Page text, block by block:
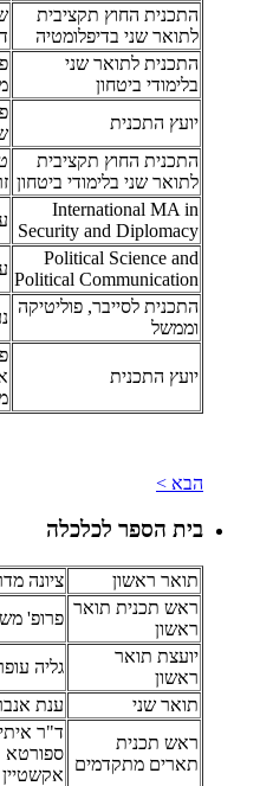
התכנית החוץ תקציבית
לתואר שני בדיפלומטיה
התכנית לתואר שני
בלימודי ביטחון
יועץ התכנית
התכנית החוץ תקציבית
לתואר שני בלימודי ביטחון
International MA in
Security and Diplomacy
Political Science and
Political Communication
התכנית לסייבר, פוליטיקה
וממשל
יועץ התכנית
הבא >
בית הספר לכלכלה
תואר ראשון ציונה
ראש תכנית תואר
ראשון
פרופ'
יועצת תואר
ראשון
גליה
תואר שני
ענת
ראש תכנית
תארים מתקדמים
ד"ר איתי
ספורטא
אקשטיין